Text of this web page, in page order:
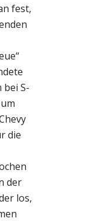
fest,
bei S-
die
der
los,